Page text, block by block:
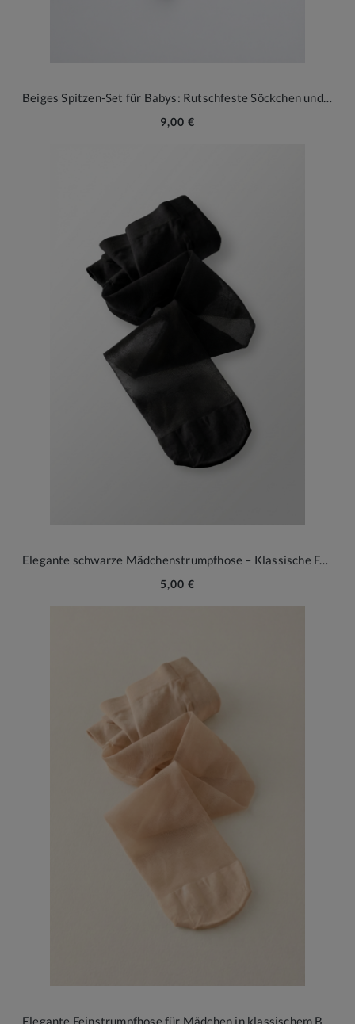
Beiges Spitzen-Set für Babys: Rutschfeste Söckchen und druckfreies Haarband – Eleganz für die ersten Momente
9,00 €
Elegante schwarze Mädchenstrumpfhose – Klassische Feinheit für festliche Momente (Größe 92-164)
5,00 €